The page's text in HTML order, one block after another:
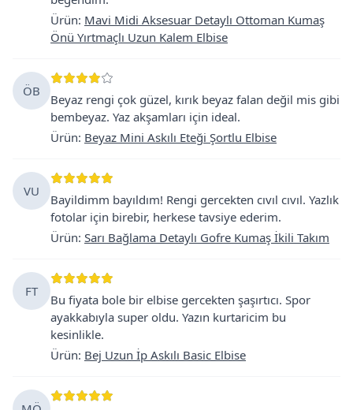
Ürün: Mavi Midi Aksesuar Detaylı Ottoman Kumaş
Önü Yırtmaçlı Uzun Kalem Elbise
ÖB
Beyaz rengi çok güzel, kırık beyaz falan değil mis gibi
bembeyaz. Yaz akşamları için ideal.
Ürün: Beyaz Mini Askılı Eteği Şortlu Elbise
VU
Bayildimm bayıldım! Rengi gercekten cıvıl cıvıl. Yazlık
fotolar için birebir, herkese tavsiye ederim.
Ürün: Sarı Bağlama Detaylı Gofre Kumaş İkili Takım
FT
Bu fiyata bole bir elbise gercekten şaşırtıcı. Spor
ayakkabıyla super oldu. Yazın kurtaricim bu
kesinlikle.
Ürün: Bej Uzun İp Askılı Basic Elbise